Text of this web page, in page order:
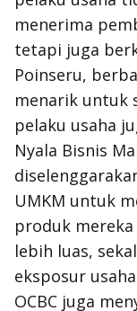
menerima
tetapi juga
Poinseru,
menarik untuk
pelaku usaha
Nyala Bisnis
UMKM untuk
produk mereka
lebih luas,
eksposur
OCBC juga